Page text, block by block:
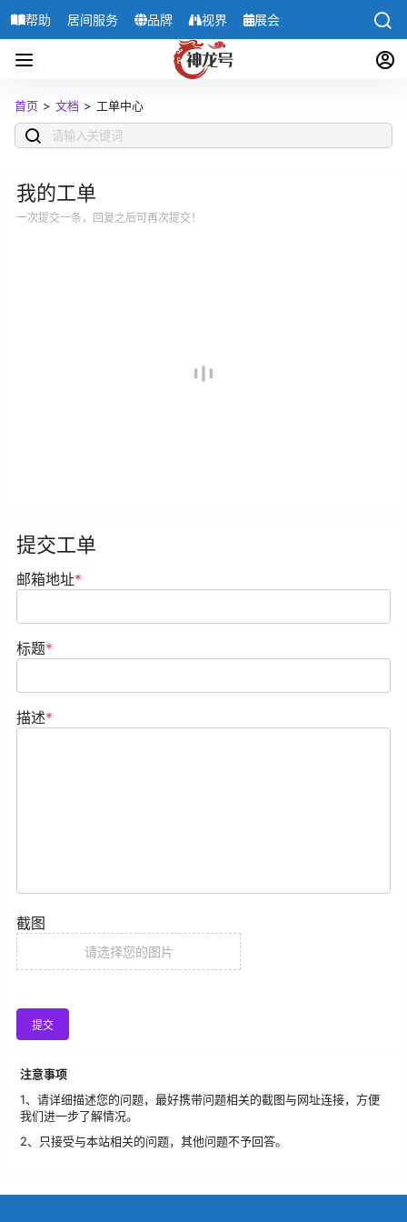
帮助 居间服务 品牌 视界 展会
首页 > 文档 > 工单中心
我的工单
一次提交一条，回复之后可再次提交！
提交工单
邮箱地址*
标题*
描述*
截图
请选择您的图片
提交
注意事项
1、请详细描述您的问题，最好携带问题相关的截图与网址连接，方便
我们进一步了解情况。
2、只接受与本站相关的问题，其他问题不予回答。